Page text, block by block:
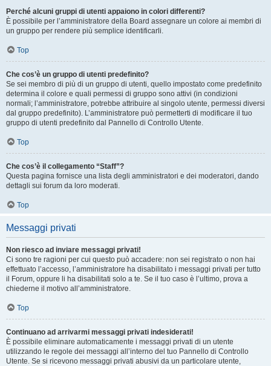
Perché alcuni gruppi di utenti appaiono in colori differenti?
È possibile per l’amministratore della Board assegnare un colore ai membri di
un gruppo per rendere più semplice identificarli.
Top
Che cos’è un gruppo di utenti predefinito?
Se sei membro di più di un gruppo di utenti, quello impostato come predefinito
determina il colore e quali permessi di gruppo sono attivi (in condizioni
normali; l’amministratore, potrebbe attribuire al singolo utente, permessi diversi
dal gruppo predefinito). L’amministratore può permetterti di modificare il tuo
gruppo di utenti predefinito dal Pannello di Controllo Utente.
Top
Che cos’è il collegamento “Staff”?
Questa pagina fornisce una lista degli amministratori e dei moderatori, dando
dettagli sui forum da loro moderati.
Top
Messaggi privati
Non riesco ad inviare messaggi privati!
Ci sono tre ragioni per cui questo può accadere: non sei registrato o non hai
effettuato l’accesso, l’amministratore ha disabilitato i messaggi privati per tutto
il Forum, oppure li ha disabilitati solo a te. Se il tuo caso è l’ultimo, prova a
chiederne il motivo all’amministratore.
Top
Continuano ad arrivarmi messaggi privati indesiderati!
È possibile eliminare automaticamente i messaggi privati ​​di un utente
utilizzando le regole dei messaggi all’interno del tuo Pannello di Controllo
Utente. Se si ricevono messaggi privati ​​abusivi da un particolare utente,